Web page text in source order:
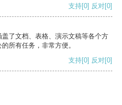
支持[0] 反对[0]
了文档、表格、演示文稿等各个方
所有任务，非常方便。
支持[0] 反对[0]